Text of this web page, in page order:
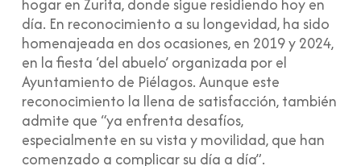
día. En reconocimiento a su longevidad, ha sido
homenajeada en dos ocasiones, en 2019 y 2024,
en la fiesta ‘del abuelo’ organizada por el
Ayuntamiento de Piélagos. Aunque este
reconocimiento la llena de satisfacción, también
admite que “ya enfrenta desafíos,
especialmente en su vista y movilidad, que han
comenzado a complicar su día a día”.